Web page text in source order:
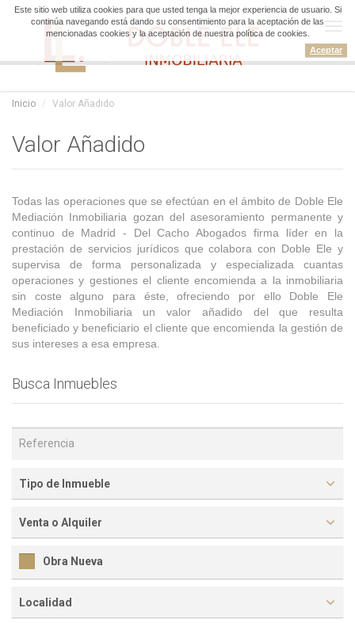
Este sitio web utiliza cookies para que usted tenga la mejor experiencia de usuario. Si
continúa navegando está dando su consentimiento para la aceptación de las
mencionadas cookies y la aceptación de nuestra política de cookies.
Aceptar
Inicio Valor Añadido
Valor Añadido
Todas las operaciones que se efectúan en el ámbito de Doble Ele
Mediación Inmobiliaria gozan del asesoramiento permanente y
continuo de Madrid - Del Cacho Abogados firma líder en la
prestación de servicios jurídicos que colabora con Doble Ele y
supervisa de forma personalizada y especializada cuantas
operaciones y gestiones el cliente encomienda a la inmobiliaria
sin coste alguno para éste, ofreciendo por ello Doble Ele
Mediación Inmobiliaria un valor añadido del que resulta
beneficiado y beneficiario el cliente que encomienda la gestión de
sus intereses a esa empresa.
Busca Inmuebles
Tipo de Inmueble
Venta o Alquiler
Obra Nueva
Localidad